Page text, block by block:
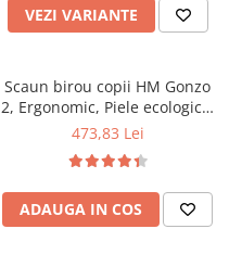
VEZI VARIANTE
Scaun birou copii HM Gonzo
2, Ergonomic, Piele ecologica,
Inaltime ajustabila, Mecanism
473,83 Lei
ADAUGA IN COS